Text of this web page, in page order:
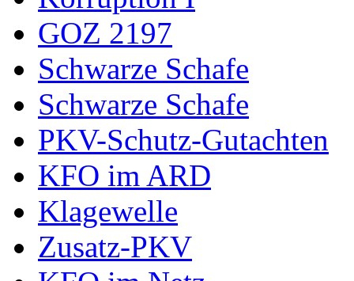
GOZ 2197
Schwarze Schafe
Schwarze Schafe
PKV-Schutz-Gutachten
KFO im ARD
Klagewelle
Zusatz-PKV